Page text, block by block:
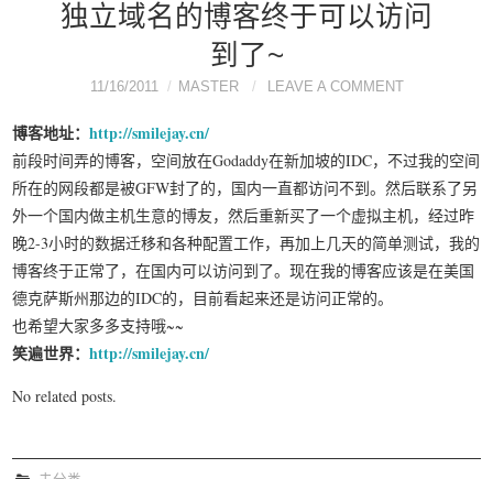
KVM虚拟化原理与实践
（连载）
《KVM虚拟化技术：实
战与原理解析》
关于本博客
我要笑遍世界
独立域名的博客终于可以访问
到了~
11/16/2011 MASTER LEAVE A COMMENT
博客地址：http://smilejay.cn/
前段时间弄的博客，空间放在Godaddy在新加坡的IDC，不过我的空间
所在的网段都是被GFW封了的，国内一直都访问不到。然后联系了另
外一个国内做主机生意的博友，然后重新买了一个虚拟主机，经过昨
晚2-3小时的数据迁移和各种配置工作，再加上几天的简单测试，我的
博客终于正常了，在国内可以访问到了。现在我的博客应该是在美国
德克萨斯州那边的IDC的，目前看起来还是访问正常的。
也希望大家多多支持哦~~
笑遍世界：http://smilejay.cn/
No related posts.